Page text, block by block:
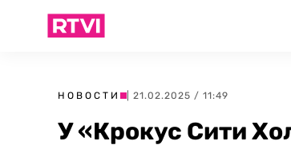
НОВОСТИ | 21.02.2025 / 11:49
У «Крокус Сити